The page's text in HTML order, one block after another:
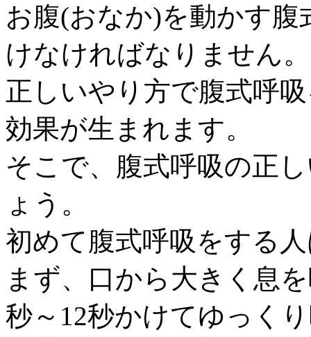
お腹(おなか)を動かす
けなければなりません。
正しいやり方で腹式呼
効果が生まれます。
そこで、腹式呼吸の正
ょう。
初めて腹式呼吸をする
まず、口から大きく息
秒～12秒かけてゆっく